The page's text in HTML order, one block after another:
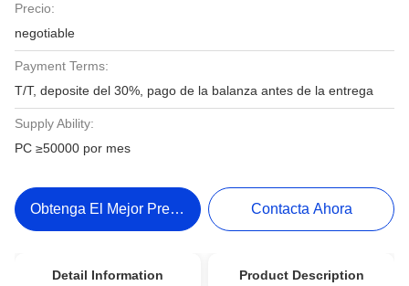
Precio:
negotiable
Payment Terms:
T/T, deposite del 30%, pago de la balanza antes de la entrega
Supply Ability:
PC ≥50000 por mes
Obtenga El Mejor Precio Contacta Ahora
Detail Information Product Description